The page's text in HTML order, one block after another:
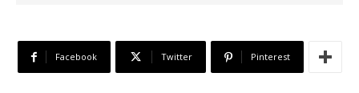
Facebook Twitter Pinterest